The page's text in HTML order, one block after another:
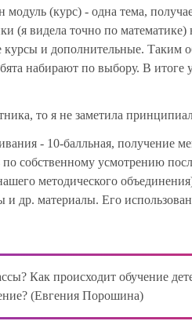
(курс) - одна тема,
(я видела точно по
курсы и дополнительные. Таким
набирают по выбору. В итоге
то я не заметила
- 10-балльная, получение
собственному усмотрению
методического
др. материалы. Его
Как происходит обучение
(Евгения Порошина)